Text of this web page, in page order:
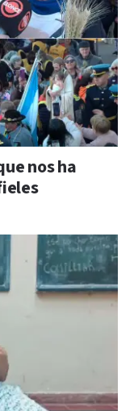
nos ha